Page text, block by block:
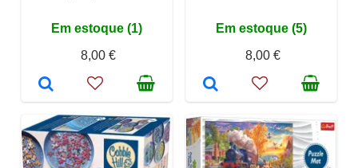
Em estoque (1)
8,00 €
Em estoque (5)
8,00 €